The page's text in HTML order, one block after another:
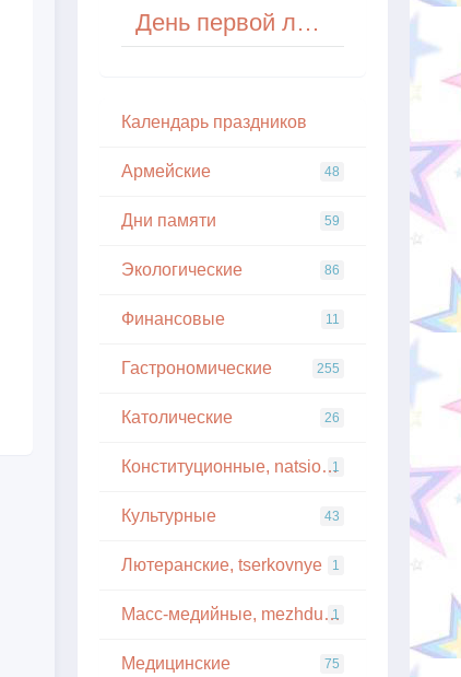
День первой любви (First Love Day) в США
Кaлeндapь пpaздникoв
Армейские 48
Дни памяти 59
Экологические 86
Финансовые 11
Гастрономические 255
Католические 26
Конституционные, natsionalnye
1
Культурные 43
Лютеранские, tserkovnye 1
Масс-медийные, mezhdunarodnye
1
Медицинские 75